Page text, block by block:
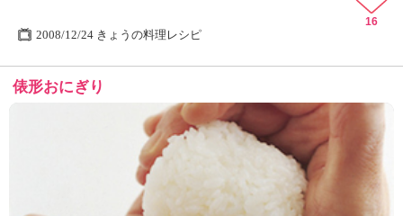
2008/12/24 きょうの料理レシピ
16
俵形おにぎり